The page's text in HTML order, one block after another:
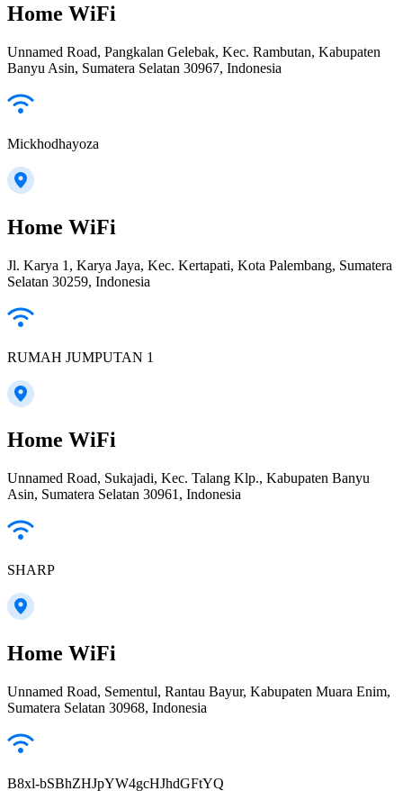
Home WiFi
Unnamed Road, Pangkalan Gelebak, Kec. Rambutan, Kabupaten
Banyu Asin, Sumatera Selatan 30967, Indonesia
Mickhodhayoza
Home WiFi
Jl. Karya 1, Karya Jaya, Kec. Kertapati, Kota Palembang, Sumatera
Selatan 30259, Indonesia
RUMAH JUMPUTAN 1
Home WiFi
Unnamed Road, Sukajadi, Kec. Talang Klp., Kabupaten Banyu
Asin, Sumatera Selatan 30961, Indonesia
SHARP
Home WiFi
Unnamed Road, Sementul, Rantau Bayur, Kabupaten Muara Enim,
Sumatera Selatan 30968, Indonesia
B8xl-bSBhZHJpYW4gcHJhdGFtYQ